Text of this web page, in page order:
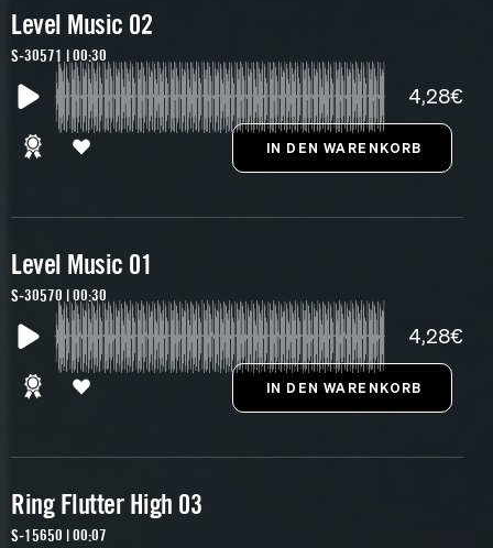
Level Music 02
S-30571 | 00:30
4,28€
Level Music 01
S-30570 | 00:30
4,28€
Ring Flutter High 03
S-15650 | 00:07